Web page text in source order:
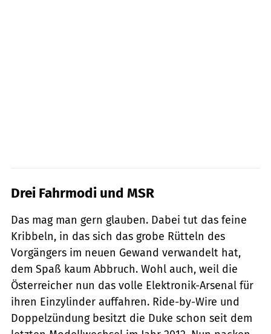
Drei Fahrmodi und MSR
Das mag man gern glauben. Dabei tut das feine
Kribbeln, in das sich das grobe Rütteln des
Vorgängers im neuen Gewand verwandelt hat,
dem Spaß kaum Abbruch. Wohl auch, weil die
Österreicher nun das volle Elektronik-Arsenal für
ihren Einzylinder auffahren. Ride-by-Wire und
Doppelzündung besitzt die Duke schon seit dem